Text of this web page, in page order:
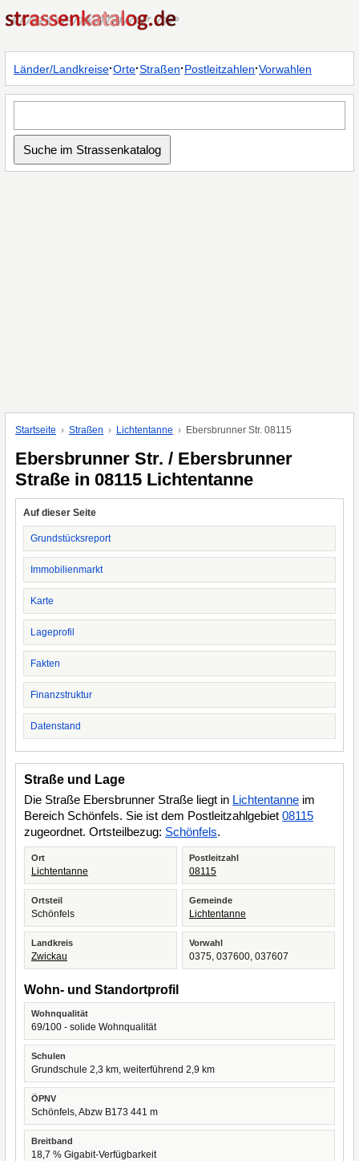
Länder/Landkreise·Orte·Straßen·Postleitzahlen·Vorwahlen
Startseite Straßen Lichtentanne Ebersbrunner Str. 08115
Ebersbrunner Str. / Ebersbrunner
Straße in 08115 Lichtentanne
Auf dieser Seite
Grundstücksreport
Immobilienmarkt
Karte
Lageprofil
Fakten
Finanzstruktur
Datenstand
Straße und Lage
Die Straße Ebersbrunner Straße liegt in Lichtentanne im
Bereich Schönfels. Sie ist dem Postleitzahlgebiet 08115
zugeordnet. Ortsteilbezug: Schönfels.
Ort
Lichtentanne
Postleitzahl
08115
Ortsteil
Schönfels
Gemeinde
Lichtentanne
Landkreis
Zwickau
Vorwahl
0375, 037600, 037607
Wohn- und Standortprofil
Wohnqualität
69/100 - solide Wohnqualität
Schulen
Grundschule 2,3 km, weiterführend 2,9 km
ÖPNV
Schönfels, Abzw B173 441 m
Breitband
18,7 % Gigabit-Verfügbarkeit